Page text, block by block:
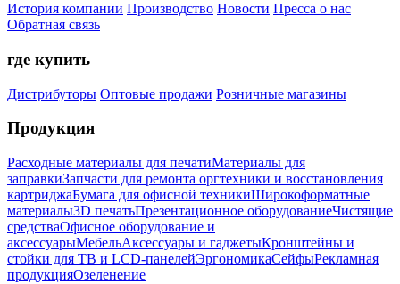
История компании Производство Новости Пресса о нас
Обратная связь
где купить
Дистрибуторы Оптовые продажи Розничные магазины
Продукция
Расходные материалы для печатиМатериалы для
заправкиЗапчасти для ремонта оргтехники и восстановления
картриджаБумага для офисной техникиШирокоформатные
материалы3D печатьПрезентационное оборудованиеЧистящие
средстваОфисное оборудование и
аксессуарыМебельАксессуары и гаджетыКронштейны и
стойки для ТВ и LCD-панелейЭргономикаСейфыРекламная
продукцияОзеленение